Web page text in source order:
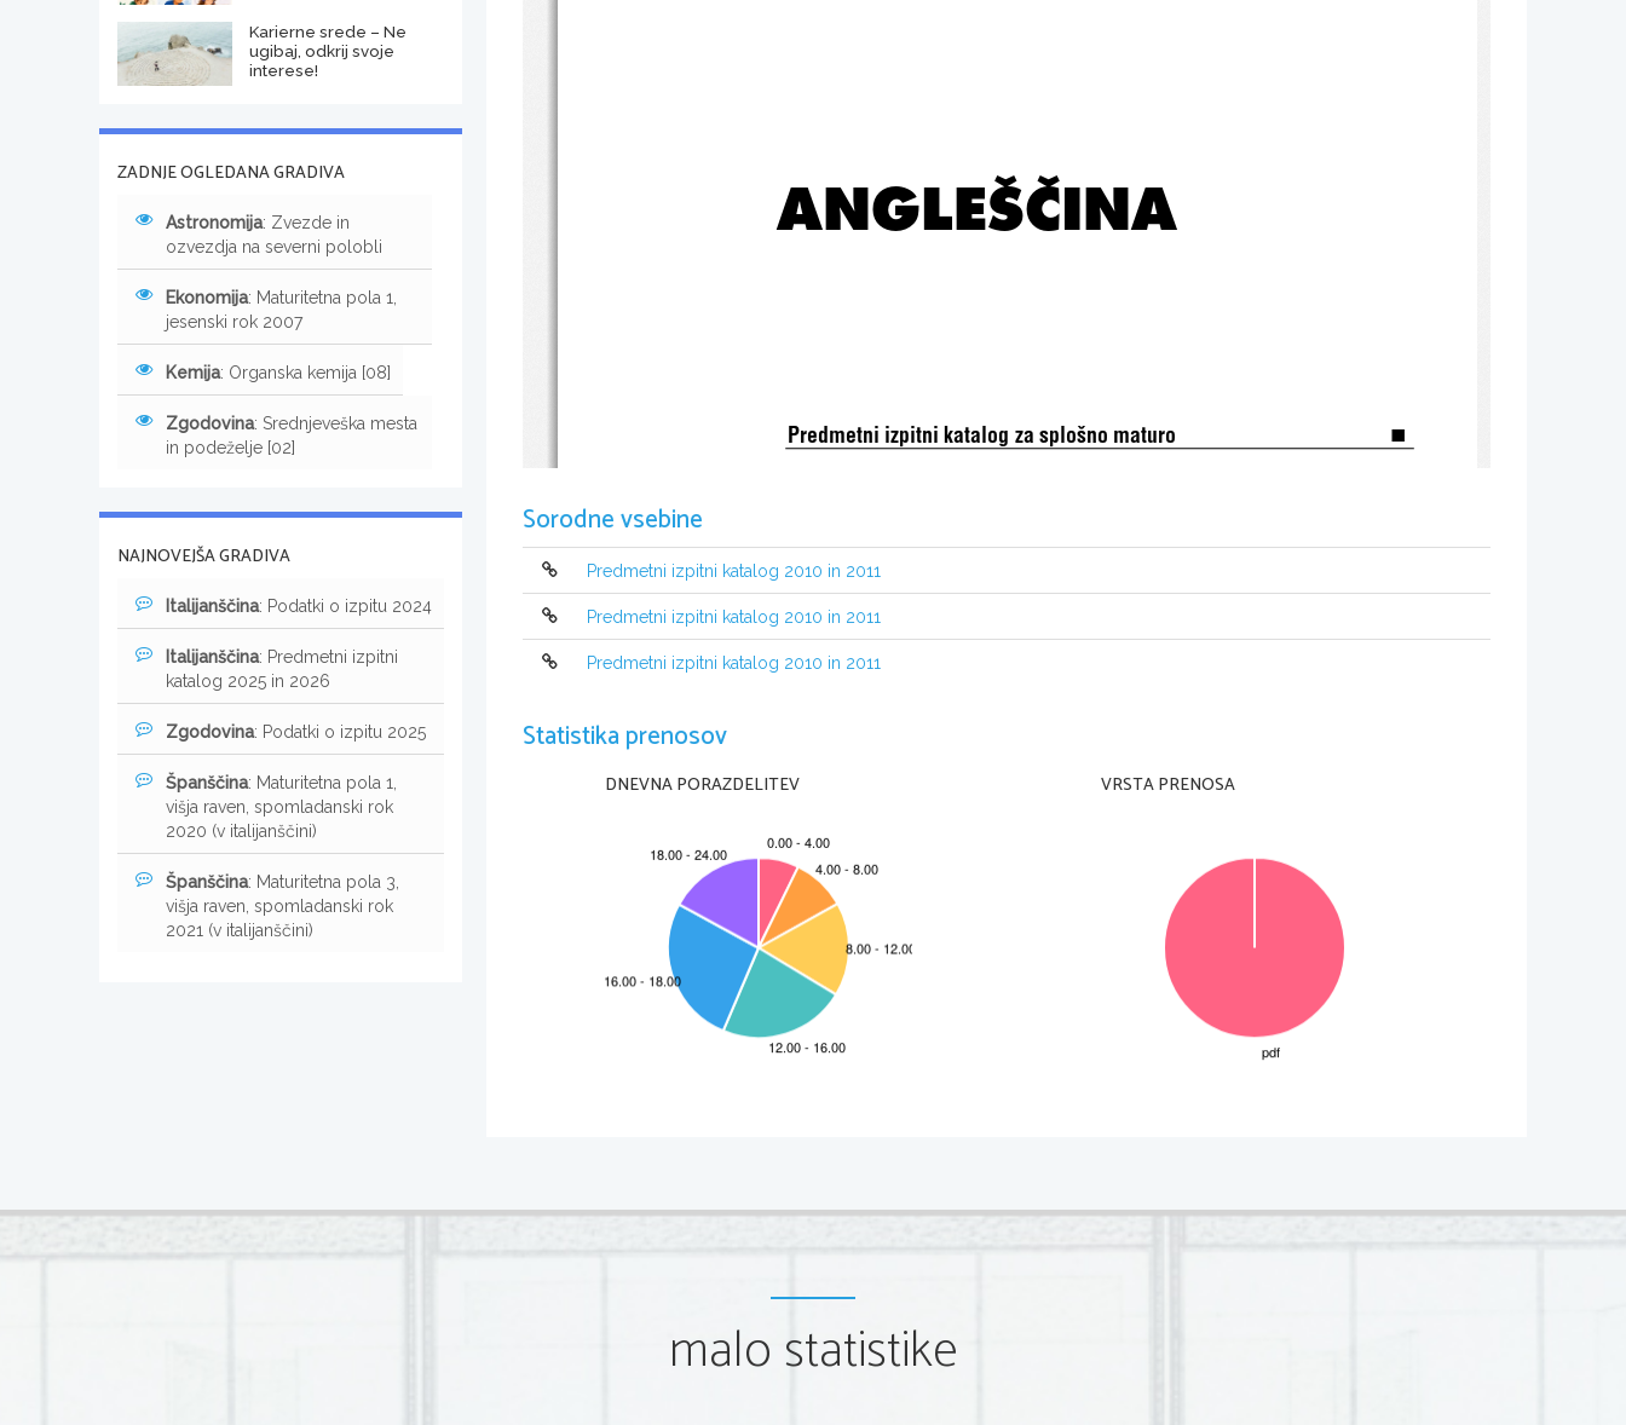
       ANGLEŠ^INA
Predmetni izpitni katalog za splo{no maturo
je navedena v Maturitetnem izpitnem katalogu za splo{no maturo za tisto leto.
Sorodne vsebine
Predmetni izpitni katalog 2010 in 2011
Predmetni izpitni katalog 2010 in 2011
Predmetni izpitni katalog 2010 in 2011
Statistika prenosov
DNEVNA PORAZDELITEV VRSTA PRENOSA
Karierne srede – Ne
ugibaj, odkrij svoje
interese!
ZADNJE OGLEDANA GRADIVA
Astronomija: Zvezde in
ozvezdja na severni polobli
Ekonomija: Maturitetna pola 1,
jesenski rok 2007
Kemija: Organska kemija [08]
Zgodovina: Srednjeveška mesta
in podeželje [02]
NAJNOVEJŠA GRADIVA
Italijanščina: Podatki o izpitu 2024
Italijanščina: Predmetni izpitni
katalog 2025 in 2026
Zgodovina: Podatki o izpitu 2025
Španščina: Maturitetna pola 1,
višja raven, spomladanski rok
2020 (v italijanščini)
Španščina: Maturitetna pola 3,
višja raven, spomladanski rok
2021 (v italijanščini)
malo statistike